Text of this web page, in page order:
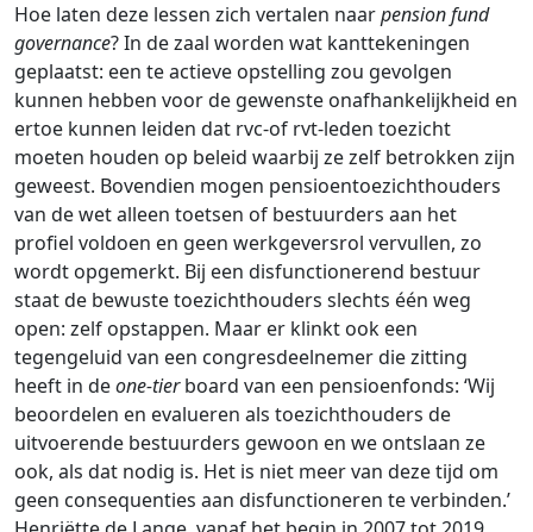
Hoe laten deze lessen zich vertalen naarpension fund
governance? In de zaal worden wat kanttekeningen
geplaatst: een te actieve opstelling zou gevolgen
kunnen hebben voor de gewenste onafhankelijkheid en
ertoe kunnen leiden dat rvc-of rvt-leden toezicht
moeten houden op beleid waarbij ze zelf betrokken zijn
geweest. Bovendien mogen pensioentoezichthouders
van de wet alleen toetsen of bestuurders aan het
profiel voldoen en geen werkgeversrol vervullen, zo
wordt opgemerkt. Bij een disfunctionerend bestuur
staat de bewuste toezichthouders slechts één weg
open: zelf opstappen. Maar er klinkt ook een
tegengeluid van een congresdeelnemer die zitting
heeft in deone-tierboard van een pensioenfonds: ‘Wij
beoordelen en evalueren als toezichthouders de
uitvoerende bestuurders gewoon en we ontslaan ze
ook, als dat nodig is. Het is niet meer van deze tijd om
geen consequenties aan disfunctioneren te verbinden.’